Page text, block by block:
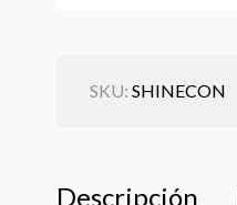
SKU: SHINECON
Descripción